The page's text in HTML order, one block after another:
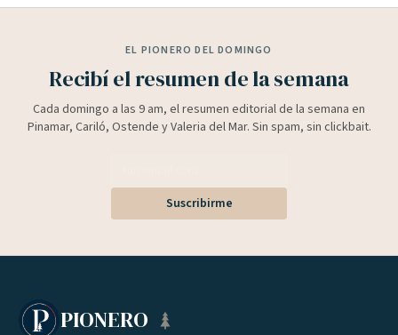
EL PIONERO DEL DOMINGO
Recibí el resumen de la semana
Cada domingo a las 9 am, el resumen editorial de la semana en
Pinamar, Cariló, Ostende y Valeria del Mar. Sin spam, sin clickbait.
Suscribirme
PIONERO